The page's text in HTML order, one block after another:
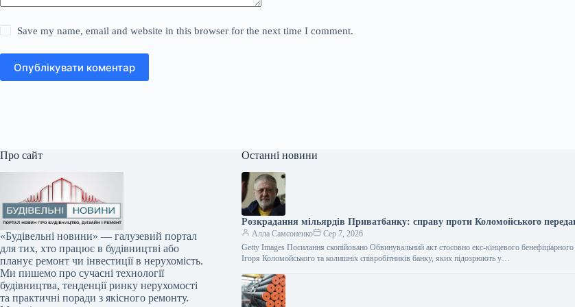
Save my name, email and website in this browser for the next time I comment.
Опублікувати коментар
Про сайт
«Будівельні новини» — галузевий портал
для тих, хто працює в будівництві або
планує ремонт чи інвестиції в нерухомість.
Ми пишемо про сучасні технології
будівництва, тенденції ринку нерухомості
та практичні поради з якісного ремонту.
Останні новини
Розкрадання мільярдів Приватбанку: справу проти Коломойського
Алла Самсоненко
Сер 7, 2026
Getty Images Посилання скопійовано Обвинувальний акт стосовно екс-кінцевого
Ігоря Коломойського та колишніх співробітників банку, яких підозрюють у…